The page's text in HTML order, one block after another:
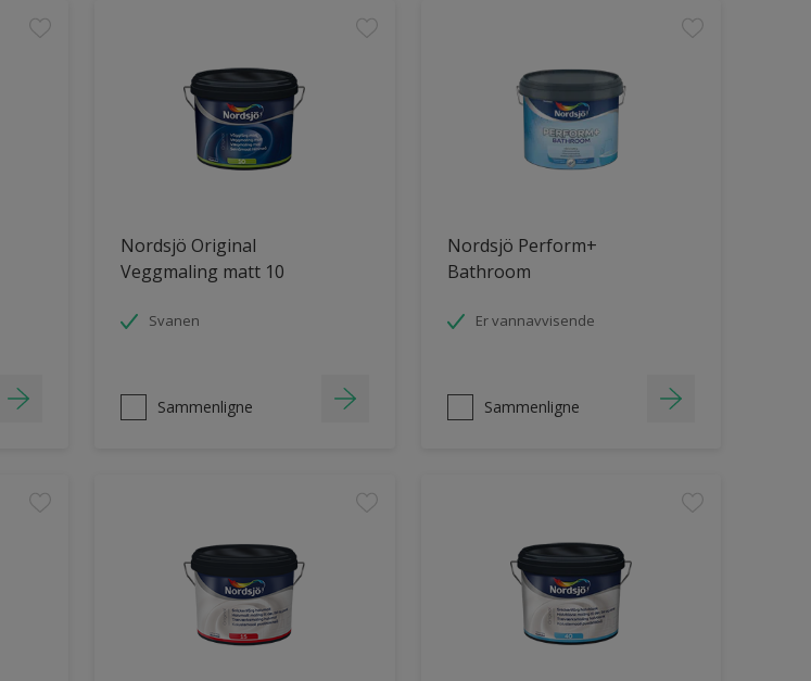
Nordsjö Original
Veggmaling matt 10
Svanen
Sammenligne
Nordsjö Perform+
Bathroom
Er vannavvisende
Sammenligne